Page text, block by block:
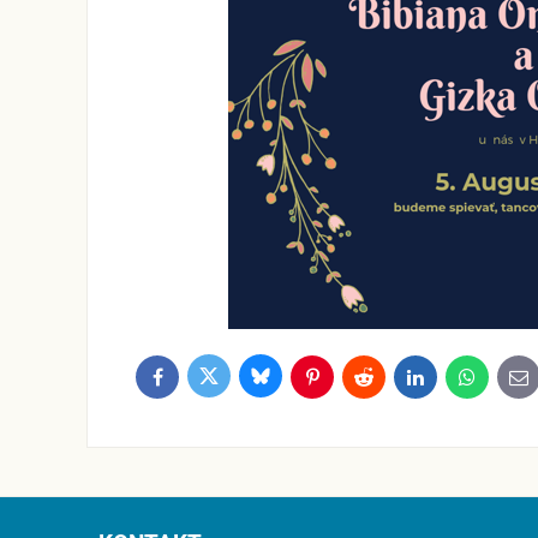
FacebookTwitter BlueskyPinterestReddit LinkedInWhatsApp
E-